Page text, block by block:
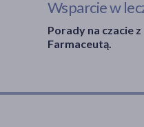
Wsparcie w
Porady na czacie z
Farmaceutą.